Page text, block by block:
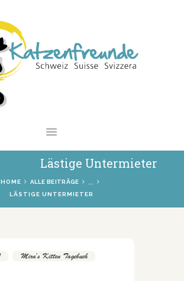
Lästige Untermieter
HOME ALLE BEITRÄGE
LÄSTIGE UNTERMIETER
Mira's Kitten Tagebuch